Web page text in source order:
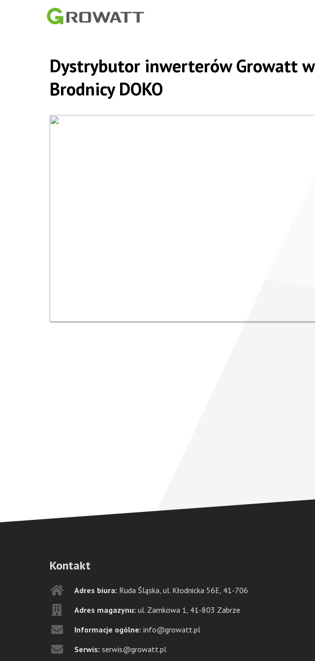
Dystrybutor inwerterów Growatt w
Brodnicy DOKO
Kontakt
Adres biura: Ruda Śląska, ul. Kłodnicka 56E, 41-706
Adres magazynu: ul. Zamkowa 1, 41-803 Zabrze
Informacje ogólne: info@growatt.pl
Serwis: serwis@growatt.pl